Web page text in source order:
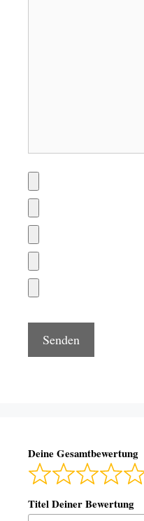
Deine Gesamtbewertung
Titel Deiner Bewertung